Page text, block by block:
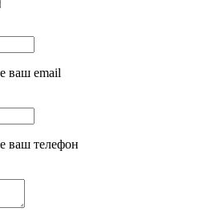
ваш email
ваш телефон